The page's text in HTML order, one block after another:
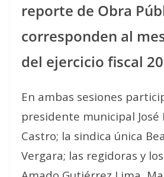
reporte de Obra
corresponden al
del ejercicio fiscal
En ambas sesiones
presidente municipal José
Castro; la sindica única
Vergara; las regidoras y